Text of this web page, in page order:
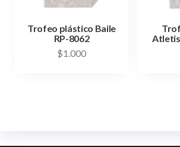
Trofeo plástico Baile
RP-8062
$1.000